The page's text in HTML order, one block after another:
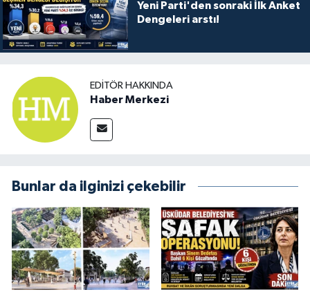
Yeni Parti'den sonraki İlk Anket
Dengeleri arstı!
EDITÖR HAKKINDA
Haber Merkezi
Bunlar da ilginizi çekebilir